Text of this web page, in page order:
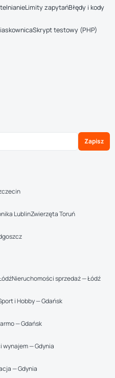
Limity zapytańBłędy i kody
Skrypt testowy (PHP)
Zapisz
LublinZwierzęta Toruń
Nieruchomości sprzedaż — Łódź
i Hobby — Gdańsk
— Gdańsk
wynajem — Gdynia
— Gdynia